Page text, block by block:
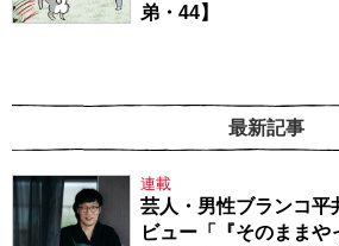
弟・44】
最新記事
連載
芸人・男性ブランコ平
ビュー「『そのまま